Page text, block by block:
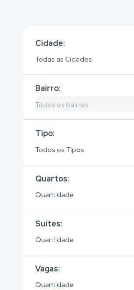
Cidade:
Todas as Cidades
Bairro:
Todos os bairros
Tipo:
Todos os Tipos
Quartos:
Quantidade
Suítes:
Quantidade
Vagas:
Quantidade